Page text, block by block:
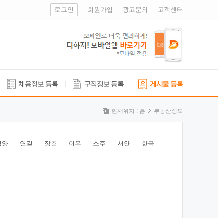
로그인 회원가입 광고문의 고객센터
채용정보 등록 구직정보 등록 게시물 등록
현재위치 : 홈 부동산정보
양 연길 장춘 이우 소주 서안 한국